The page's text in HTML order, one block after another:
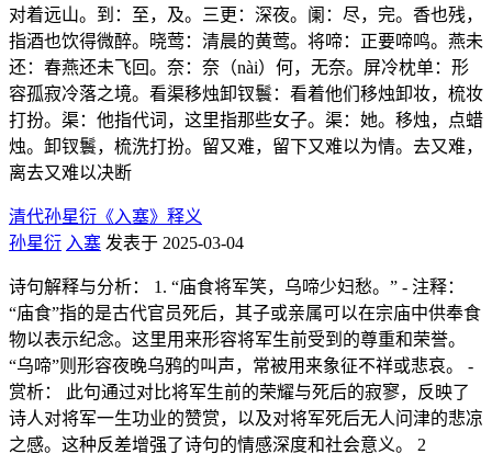
对着远山。到：至，及。三更：深夜。阑：尽，完。香也残，
指酒也饮得微醉。晓莺：清晨的黄莺。将啼：正要啼鸣。燕未
还：春燕还未飞回。奈：奈（nài）何，无奈。屏冷枕单：形
容孤寂冷落之境。看渠移烛卸钗鬟：看着他们移烛卸妆，梳妆
打扮。渠：他指代词，这里指那些女子。渠：她。移烛，点蜡
烛。卸钗鬟，梳洗打扮。留又难，留下又难以为情。去又难，
离去又难以决断
清代孙星衍《入塞》释义
孙星衍 入塞 发表于 2025-03-04
诗句解释与分析： 1. “庙食将军笑，乌啼少妇愁。” - 注释：
“庙食”指的是古代官员死后，其子或亲属可以在宗庙中供奉食
物以表示纪念。这里用来形容将军生前受到的尊重和荣誉。
“乌啼”则形容夜晚乌鸦的叫声，常被用来象征不祥或悲哀。 -
赏析： 此句通过对比将军生前的荣耀与死后的寂寥，反映了
诗人对将军一生功业的赞赏，以及对将军死后无人问津的悲凉
之感。这种反差增强了诗句的情感深度和社会意义。 2